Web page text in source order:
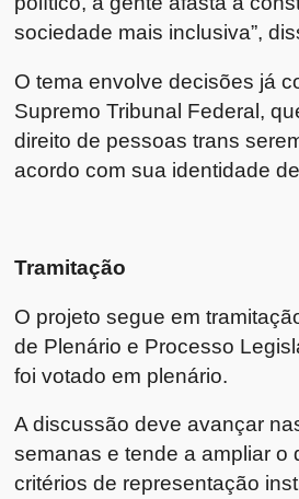
sociedade mais inclusiva”,
O tema envolve decisões já
Supremo Tribunal Federal,
direito de pessoas trans
acordo com sua identidade
Tramitação
O projeto segue em
de Plenário e Processo
foi votado em plenário.
A discussão deve avançar
semanas e tende a ampliar o
critérios de representação